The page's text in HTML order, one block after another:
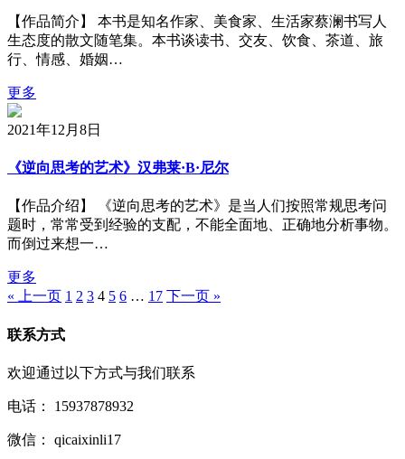
【作品简介】 本书是知名作家、美食家、生活家蔡澜书写人
生态度的散文随笔集。本书谈读书、交友、饮食、茶道、旅
行、情感、婚姻…
更多
2021年12月8日
《逆向思考的艺术》汉弗莱·B·尼尔
【作品介绍】 《逆向思考的艺术》是当人们按照常规思考问
题时，常常受到经验的支配，不能全面地、正确地分析事物。
而倒过来想一…
更多
« 上一页 1 2 3 4 5 6 … 17 下一页 »
联系方式
欢迎通过以下方式与我们联系
电话： 15937878932
微信： qicaixinli17